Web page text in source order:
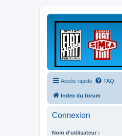
Accès rapide FAQ
Index du forum
Connexion
Nom d’utilisateur :